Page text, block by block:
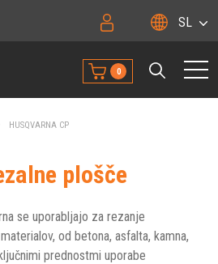
SL
0
HUSQVARNA CP
plošče
se uporabljajo za rezanje
od betona, asfalta, kamna,
prednostmi uporabe